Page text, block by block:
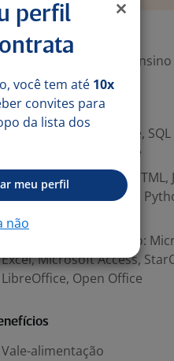
Escolaridade Mínima:
Banco de dados: Oracle,
Informix, Caché, Sybase
Programação: C, C++,
ASP.Net, Ruby, Dot Net,
jQuery
Aplicações de Escritório:
Excel, Microsoft Access,
LibreOffice, Open Office
Vale-alimentação
perfil
você tem até 10x
convites para
da lista dos
meu perfil
não